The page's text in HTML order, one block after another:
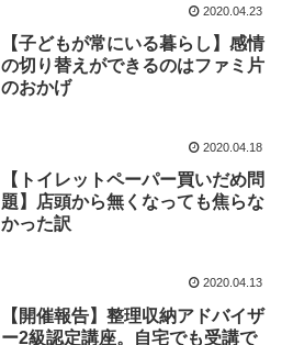
2020.04.23
【子どもが常にいる暮らし】感情
の切り替えができるのはファミ片
のおかげ
2020.04.18
【トイレットペーパー買いだめ問
題】店頭から無くなっても焦らな
かった訳
2020.04.13
【開催報告】整理収納アドバイザ
ー2級認定講座。自宅でも受講で